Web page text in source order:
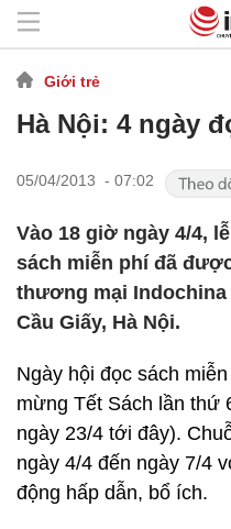
Giới trẻ
Hà Nội: 4 ngày
05/04/2013 - 07:02
Vào 18 giờ ngày 4/4,
sách miễn phí đã
thương mại Indochina
Cầu Giấy, Hà Nội.
Ngày hội đọc sách
mừng Tết Sách lần thứ
ngày 23/4 tới đây).
ngày 4/4 đến ngày 7/4
động hấp dẫn, bổ ích.